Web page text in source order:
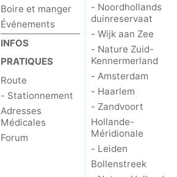
Boire et manger
Événements
INFOS
PRATIQUES
Route
- Stationnement
Adresses
Médicales
Forum
- Noordhollands
duinreservaat
- Wijk aan Zee
- Nature Zuid-
Kennermerland
- Amsterdam
- Haarlem
- Zandvoort
Hollande-
Méridionale
- Leiden
Bollenstreek